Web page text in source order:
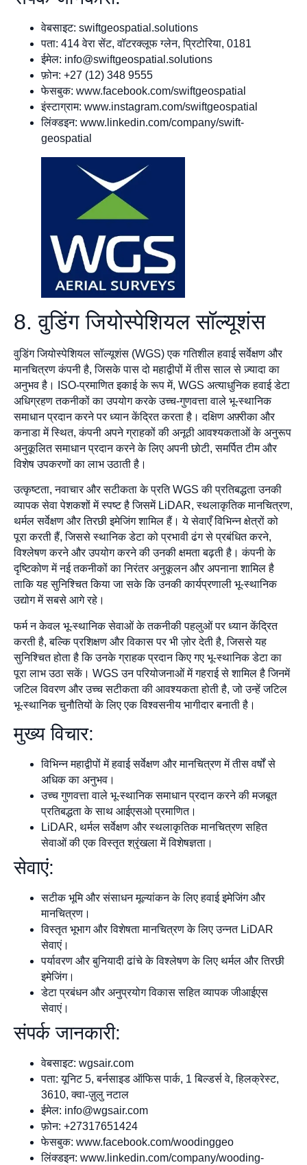
वेबसाइट: swiftgeospatial.solutions
पता: 414 वेरा सेंट, वॉटरक्लूफ ग्लेन, प्रिटोरिया, 0181
ईमेल: info@swiftgeospatial.solutions
फ़ोन: +27 (12) 348 9555
फेसबुक: www.facebook.com/swiftgeospatial
इंस्टाग्राम: www.instagram.com/swiftgeospatial
लिंक्डइन: www.linkedin.com/company/swift-
geospatial
8. वुडिंग जियोस्पेशियल सॉल्यूशंस
वुडिंग जियोस्पेशियल सॉल्यूशंस (WGS) एक गतिशील हवाई सर्वेक्षण और
मानचित्रण कंपनी है, जिसके पास दो महाद्वीपों में तीस साल से ज़्यादा का
अनुभव है। ISO-प्रमाणित इकाई के रूप में, WGS अत्याधुनिक हवाई डेटा
अधिग्रहण तकनीकों का उपयोग करके उच्च-गुणवत्ता वाले भू-स्थानिक
समाधान प्रदान करने पर ध्यान केंद्रित करता है। दक्षिण अफ़्रीका और
कनाडा में स्थित, कंपनी अपने ग्राहकों की अनूठी आवश्यकताओं के अनुरूप
अनुकूलित समाधान प्रदान करने के लिए अपनी छोटी, समर्पित टीम और
विशेष उपकरणों का लाभ उठाती है।
उत्कृष्टता, नवाचार और सटीकता के प्रति WGS की प्रतिबद्धता उनकी
व्यापक सेवा पेशकशों में स्पष्ट है जिसमें LiDAR, स्थलाकृतिक मानचित्रण,
थर्मल सर्वेक्षण और तिरछी इमेजिंग शामिल हैं। ये सेवाएँ विभिन्न क्षेत्रों को
पूरा करती हैं, जिससे स्थानिक डेटा को प्रभावी ढंग से प्रबंधित करने,
विश्लेषण करने और उपयोग करने की उनकी क्षमता बढ़ती है। कंपनी के
दृष्टिकोण में नई तकनीकों का निरंतर अनुकूलन और अपनाना शामिल है
ताकि यह सुनिश्चित किया जा सके कि उनकी कार्यप्रणाली भू-स्थानिक
उद्योग में सबसे आगे रहे।
फर्म न केवल भू-स्थानिक सेवाओं के तकनीकी पहलुओं पर ध्यान केंद्रित
करती है, बल्कि प्रशिक्षण और विकास पर भी ज़ोर देती है, जिससे यह
सुनिश्चित होता है कि उनके ग्राहक प्रदान किए गए भू-स्थानिक डेटा का
पूरा लाभ उठा सकें। WGS उन परियोजनाओं में गहराई से शामिल है जिनमें
जटिल विवरण और उच्च सटीकता की आवश्यकता होती है, जो उन्हें जटिल
भू-स्थानिक चुनौतियों के लिए एक विश्वसनीय भागीदार बनाती है।
मुख्य विचार:
विभिन्न महाद्वीपों में हवाई सर्वेक्षण और मानचित्रण में तीस वर्षों से
अधिक का अनुभव।
उच्च गुणवत्ता वाले भू-स्थानिक समाधान प्रदान करने की मजबूत
प्रतिबद्धता के साथ आईएसओ प्रमाणित।
LiDAR, थर्मल सर्वेक्षण और स्थलाकृतिक मानचित्रण सहित
सेवाओं की एक विस्तृत श्रृंखला में विशेषज्ञता।
सेवाएं:
सटीक भूमि और संसाधन मूल्यांकन के लिए हवाई इमेजिंग और
मानचित्रण।
विस्तृत भूभाग और विशेषता मानचित्रण के लिए उन्नत LiDAR
सेवाएं।
पर्यावरण और बुनियादी ढांचे के विश्लेषण के लिए थर्मल और तिरछी
इमेजिंग।
डेटा प्रबंधन और अनुप्रयोग विकास सहित व्यापक जीआईएस
सेवाएं।
संपर्क जानकारी:
वेबसाइट: wgsair.com
पता: यूनिट 5, बर्नसाइड ऑफिस पार्क, 1 बिल्डर्स वे, हिलक्रेस्ट,
3610, क्वा-ज़ुलु नटाल
ईमेल: info@wgsair.com
फ़ोन: +27317651424
फेसबुक: www.facebook.com/woodinggeo
लिंक्डइन: www.linkedin.com/company/wooding-